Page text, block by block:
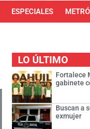
ESPECIALES
LO ÚLTIMO
Fortalece
gabinete
Buscan a
exmujer